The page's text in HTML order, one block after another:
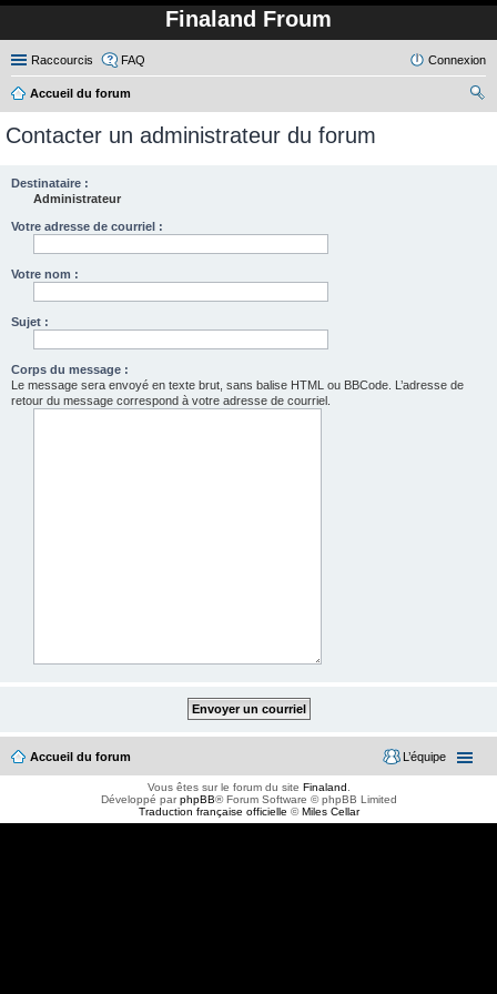
Finaland Froum
Raccourcis FAQ Connexion
Accueil du forum
Contacter un administrateur du forum
Destinataire :
Administrateur
Votre adresse de courriel :
Votre nom :
Sujet :
Corps du message :
Le message sera envoyé en texte brut, sans balise HTML ou BBCode. L’adresse de
retour du message correspond à votre adresse de courriel.
Accueil du forum L’équipe
Vous êtes sur le forum du site Finaland
Développé parphpBB® Forum Software © phpBB Limited
Traduction française officielle ©Miles Cellar